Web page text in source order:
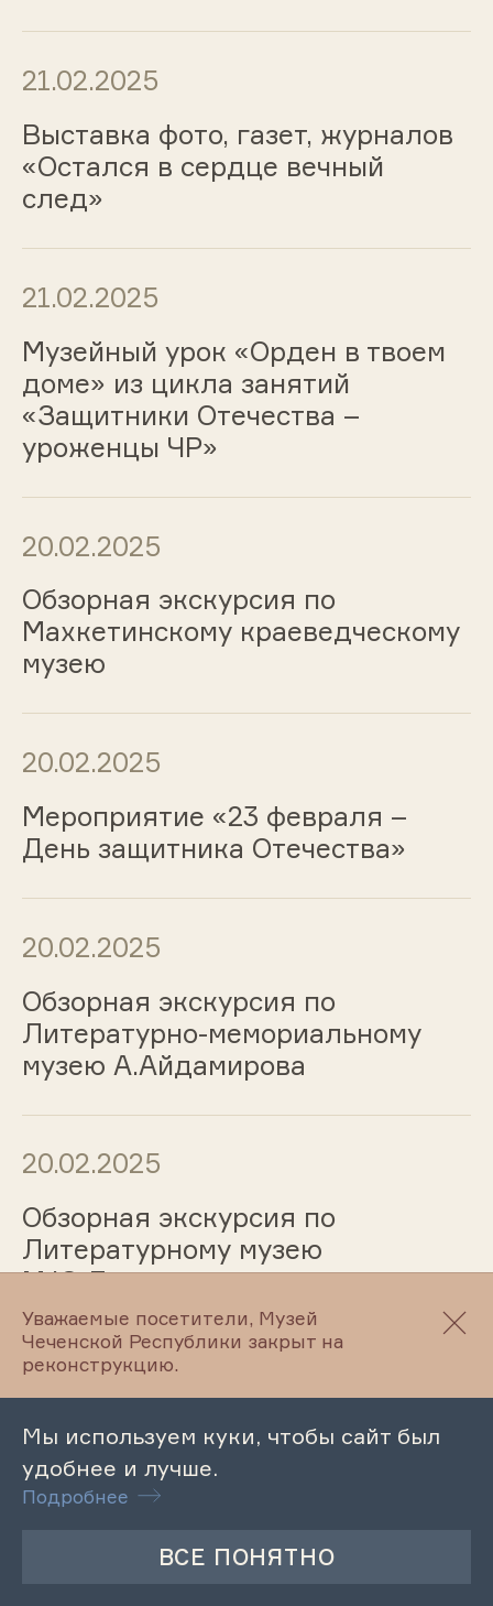
21.02.2025
Выставка фото, газет, журналов
«Остался в сердце вечный
след»
21.02.2025
Музейный урок «Орден в твоем
доме» из цикла занятий
«Защитники Отечества –
уроженцы ЧР»
20.02.2025
Обзорная экскурсия по
Махкетинскому краеведческому
музею
20.02.2025
Мероприятие «23 февраля –
День защитника Отечества»
20.02.2025
Обзорная экскурсия по
Литературно-мемориальному
музею А.Айдамирова
20.02.2025
Обзорная экскурсия по
Литературному музею
М.Ю.Лермонтова
20.02.2025
Обзорная экскурсия по
Литературно-этнографическому
музею Л. Н. Толстого
Уважаемые посетители, Музей
Чеченской Республики закрыт на
реконструкцию.
Мы используем куки, чтобы сайт был
удобнее и лучше.
Подробнее